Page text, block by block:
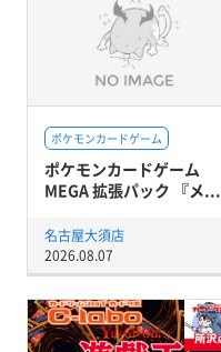
ポケモンカードゲーム
ポケモンカードゲーム
MEGA 拡張パック 『メ...
名古屋大須店
2026.08.07